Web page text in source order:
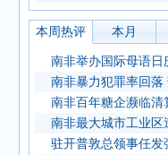
本周热评 本月
南非举办国际母语日
南非暴力犯罪率回
南非百年糖企濒临
南非最大城市工业区
驻开普敦总领事任